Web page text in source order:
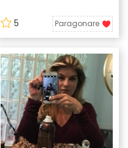
5 Paragonare